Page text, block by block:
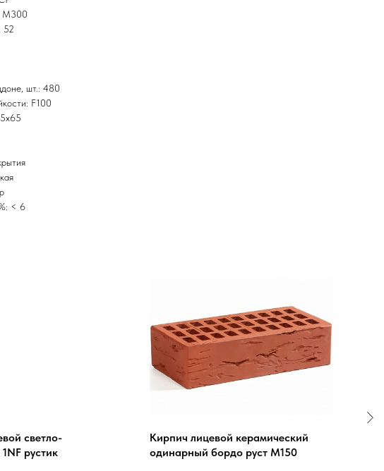
M300
52
шт.: 480
F100
< 6
светло-
рустик
Кирпич лицевой керамический
одинарный бордо руст М150